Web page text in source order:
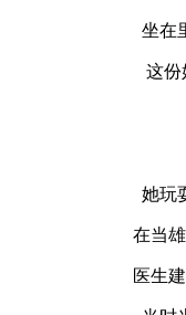
坐在
这份
她玩
在当
医生